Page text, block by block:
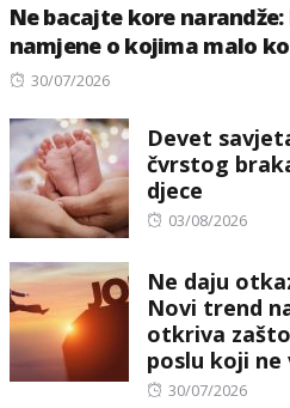
Ne bacajte kore
namjene o kojima malo
Posted
30/07/2026
Devet
čvrstog
djece
Posted
03/08/2026
Ne daju
Novi trend
otkriva
poslu koji ne
Posted
30/07/2026